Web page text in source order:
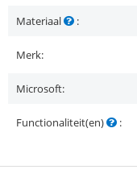
Materiaal :
Merk:
Microsoft:
Functionaliteit(en) :